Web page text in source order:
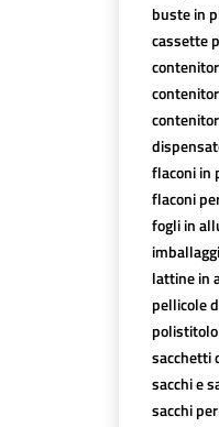
buste in
cassette
flaconi in
flaconi
fogli in
lattine in
pellicole
sacchetti
sacchi e
sacchi